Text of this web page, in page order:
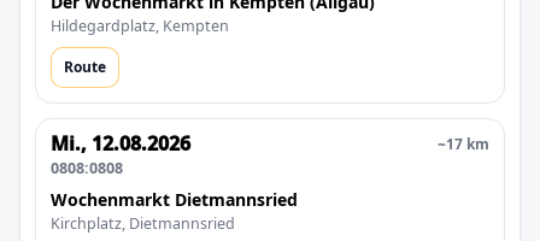
Hildegardplatz, Kempten
Route
Mi., 12.08.2026
0808:0808
~17 km
Wochenmarkt Dietmannsried
Kirchplatz, Dietmannsried